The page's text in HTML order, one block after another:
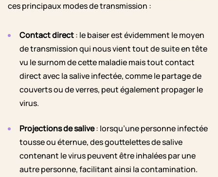
ces principaux modes de transmission :
Contact direct: le baiser est évidemment le moyen
de transmission qui nous vient tout de suite en tête
vu le surnom de cette maladie mais tout contact
direct avec la salive infectée, comme le partage de
couverts ou de verres, peut également propager le
virus.
Projections de salive: lorsqu’une personne infectée
tousse ou éternue, des gouttelettes de salive
contenant le virus peuvent être inhalées par une
autre personne, facilitant ainsi la contamination.